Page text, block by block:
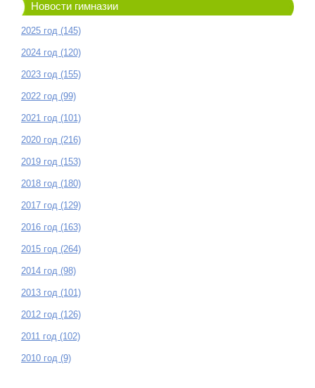
Новости гимназии
2025 год (145)
2024 год (120)
2023 год (155)
2022 год (99)
2021 год (101)
2020 год (216)
2019 год (153)
2018 год (180)
2017 год (129)
2016 год (163)
2015 год (264)
2014 год (98)
2013 год (101)
2012 год (126)
2011 год (102)
2010 год (9)